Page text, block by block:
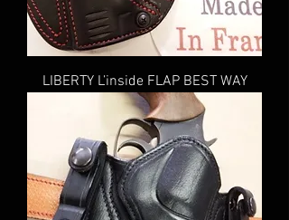
LIBERTY L’inside FLAP BEST WAY